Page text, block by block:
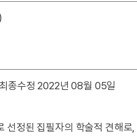
최종수정 2022년 08월 05일
선정된 집필자의 학술적 견해